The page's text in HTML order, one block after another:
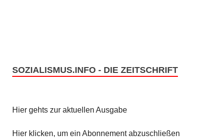
SOZIALISMUS.INFO - DIE ZEITSCHRIFT
Hier gehts zur aktuellen Ausgabe
Hier klicken, um ein Abonnement abzuschließen